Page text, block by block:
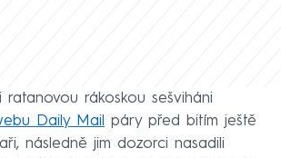
rákoskou sešviháni
Daily Mail páry před bitím ještě
následně jim dozorci nasadili